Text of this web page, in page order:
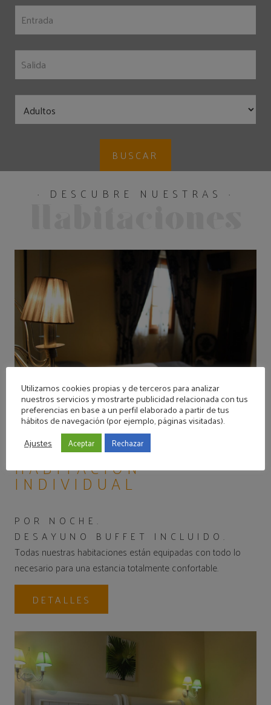
· DESCUBRE NUESTRAS ·
HABITACIÓN
INDIVIDUAL
POR NOCHE.
DESAYUNO BUFFET INCLUIDO.
Todas nuestras habitaciones están equipadas con todo lo
necesario para una estancia totalmente confortable.
DETALLES
Utilizamos cookies propias y de terceros para analizar
nuestros servicios y mostrarte publicidad relacionada con tus
preferencias en base a un perfil elaborado a partir de tus
hábitos de navegación (por ejemplo, páginas visitadas).
Ajustes
Aceptar Rechazar